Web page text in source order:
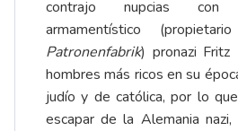
contrajo nupcias con
armamentístico
Patronenfabrik) pronazi
hombres más ricos en su
judío y de católica, por lo
escapar de la Alemania